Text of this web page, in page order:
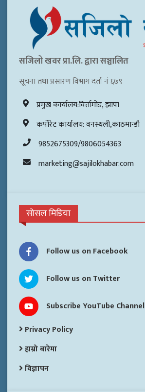
सजिलो खवर प्रा.लि. द्वारा सञ्चालित
सूचना तथा प्रसारण विभाग दर्ता नं ६७९
प्रमुख कार्यालय:विर्तामोड, झापा
कर्पोरेट कार्यालय: वनस्थली,काठमान्डौ
9852675309/9806054363
marketing@sajilokhabar.com
सोसल मिडिया
Follow us on Facebook
Follow us on Twitter
Subscribe YouTube Channel
Privacy Policy
हाम्रो बारेमा
विज्ञापन